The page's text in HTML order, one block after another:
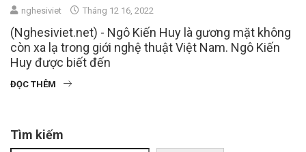
nghesiviet Tháng 12 16, 2022
(Nghesiviet.net) - Ngô Kiến Huy là gương mặt không
còn xa lạ trong giới nghệ thuật Việt Nam. Ngô Kiến
Huy được biết đến
ĐỌC THÊM
Tìm kiếm